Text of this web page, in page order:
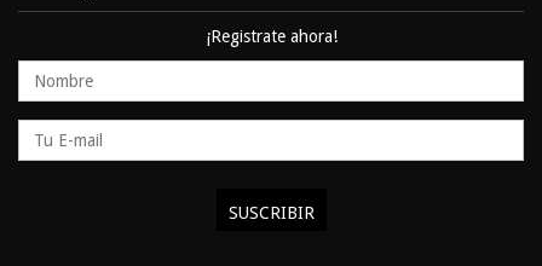
¡Registrate ahora!